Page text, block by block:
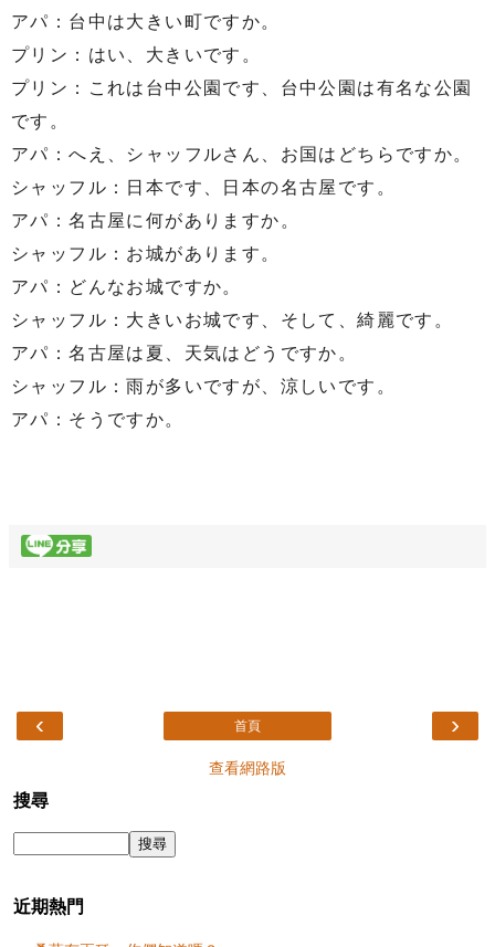
アパ：台中は大きい町ですか。
プリン：はい、大きいです。
プリン：これは台中公園です、台中公園は有名な公園
です。
アパ：へえ、シャッフルさん、お国はどちらですか。
シャッフル：日本です、日本の名古屋です。
アパ：名古屋に何がありますか。
シャッフル：お城があります。
アパ：どんなお城ですか。
シャッフル：大きいお城です、そして、綺麗です。
アパ：名古屋は夏、天気はどうですか。
シャッフル：雨が多いですが、涼しいです。
アパ：そうですか。
‹ ›
首頁
查看網路版
搜尋
近期熱門